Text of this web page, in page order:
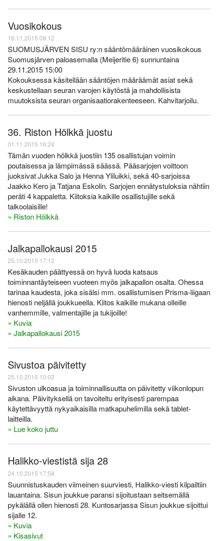
Vuosikokous
16.11.2015 08:12
SUOMUSJÄRVEN SISU ry:n sääntömääräinen vuosikokous
Suomusjärven paloasemalla (Meijeritie 6) sunnuntaina
29.11.2015 15:00
Kokouksessa käsitellään sääntöjen määräämät asiat sekä
keskustellaan seuran varojen käytöstä ja mahdollisista
muutoksista seuran organisaatiorakenteeseen. Kahvitarjoilu.
36. Riston Hölkkä juostu
01.11.2015 16:24
Tämän vuoden hölkkä juostiin 135 osallistujan voimin
poutaisessa ja lämpimässä säässä. Pääsarjojen voittoon
juoksivat Jukka Salo ja Henna Yliluikki, sekä 40-sarjoissa
Jaakko Kero ja Tatjana Eskolin. Sarjojen ennätystuloksia nähtiin
peräti 4 kappaletta. Kiitoksia kaikille osallistujille sekä
talkoolaisille!
» Riston Hölkkä
Jalkapallokausi 2015
25.10.2015 17:12
Kesäkauden päättyessä on hyvä luoda katsaus
toiminnantäyteiseen vuoteen myös jalkapallon osalta. Ohessa
tarinaa kaudesta, joka sisälsi mm. osallistumisen Prisma-liigaan
hienosti neljällä joukkueella. Kiitos kaikille mukana olleille
vanhemmille, valmentajille ja tukijoille!
» Kuvia
» Jalkapallokausi 2015
Sivustoa päivitetty
25.10.2015 10:02
Sivuston ulkoasua ja toiminnallisuutta on päivitetty viikonlopun
aikana. Päivityksellä on tavoiteltu erityisesti parempaa
käytettävyyttä nykyaikaisilla matkapuhelimilla sekä tablet-
laitteilla.
» Lue koko juttu
Halikko-viestistä sija 28
24.10.2015 17:58
Suunnistuskauden viimeinen suurviesti, Halikko-viesti kilpailtiin
lauantaina. Sisun joukkue paransi sijoitustaan seitsemällä
pykälällä ollen hienosti 28. Kuntosarjassa Sisun joukkue sijoittui
sijalle 12.
» Kuvia
» Kisasivut